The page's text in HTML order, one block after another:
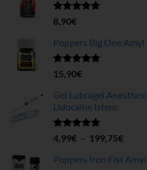
Note4.68
sur 5
8,90€
Poppers Big One Amyl
Note4.78
sur 5
15,90€
Gel Lubragel
Lidocaïne Istem
Note4.70
sur 5
4,99€ – 199,75€Plage
prix :
Poppers Iron Fist